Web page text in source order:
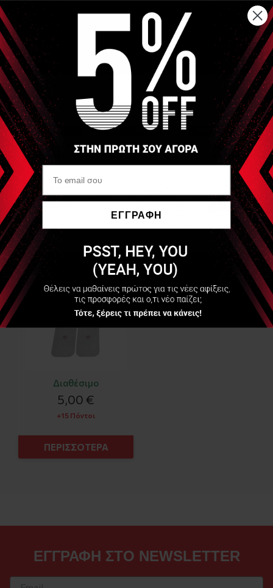
− ΑΓΟΡΑ
Αναλυτική Περιγραφή
Αυτοκόλλητα αναλώσιμα ηλεκτρόδια με CLIP συμβατά με
μηχανήματα Compex σε δύο μεγέθη - Συσκευασία 4τμχ Η
τιμή αναφέρεται στην συσκευασία πώλησης 4τμχ
Είδες Πρόσφατα
Αναλώσιμα Ηλεκτρόδια
με Clip Συμβατά με
μηχανήματα Compex
(Compex Compatible) -
4τμχ από:
Διαθέσιμο
5,00 €
+15 Πόντοι
ΠΕΡΙΣΣΟΤΕΡΑ
ΕΓΓΡΑΦΗ ΣΤΟ NEWSLETTER
ΕΓΓΡΑΦΗ